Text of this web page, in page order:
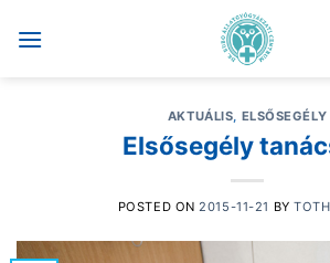
AKTUÁLIS, ELSŐSEGÉLY
Elsősegély
POSTED ON 2015-11-21 BY